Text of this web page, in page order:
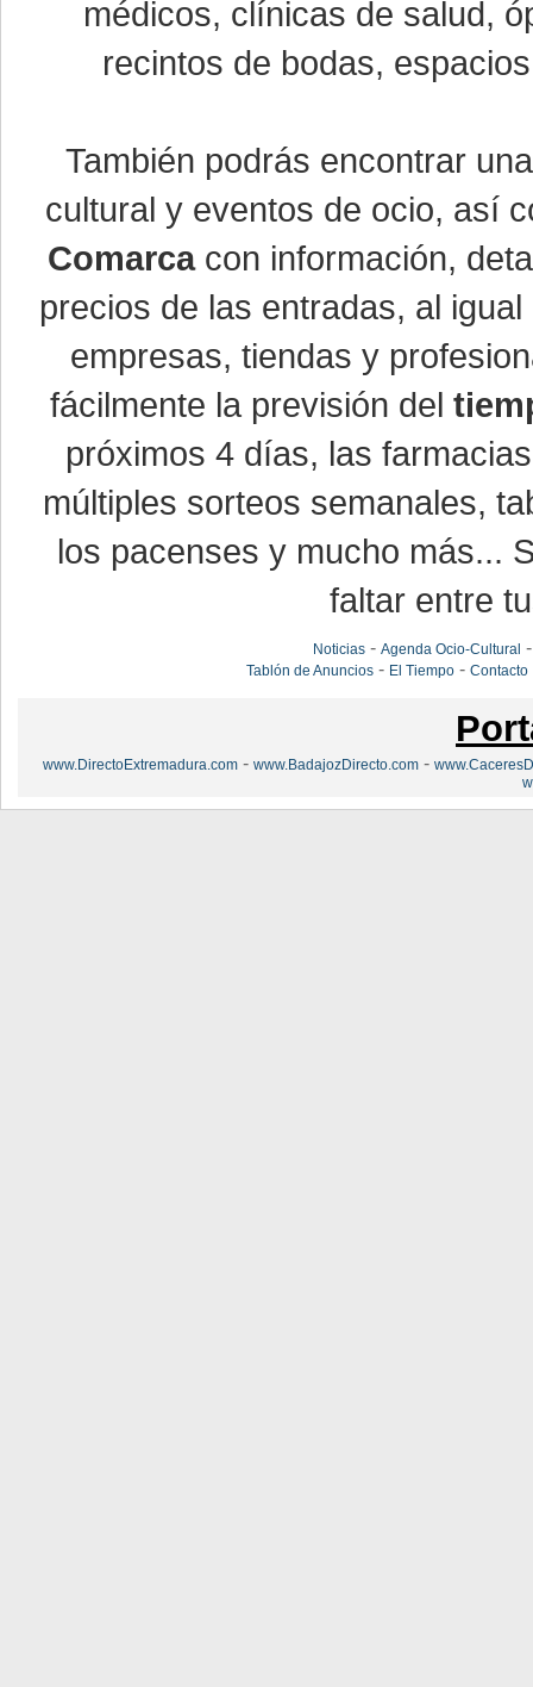
médicos, clínicas de salud,
recintos de bodas,
También podrás encontrar
cultural y eventos de ocio, así
Comarcacon información,
precios de las entradas, al
empresas, tiendas y
fácilmente la previsión del
próximos 4 días, las
múltiples sorteos semanales,
los pacenses y mucho más...
faltar entre
Noticias -Agenda Ocio-Cultural
Tablón de Anuncios - El Tiempo -Contacto
www.DirectoExtremadura.com - www.BadajozDirecto.com -